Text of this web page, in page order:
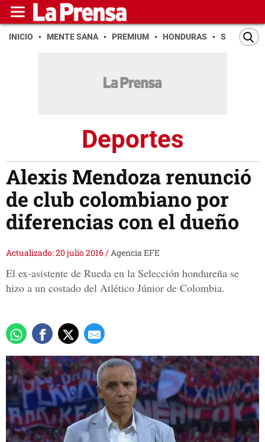
INICIO MENTE SANA PREMIUM HONDURAS SAN PEDRO
Deportes
Alexis Mendoza renunció
de club colombiano por
diferencias con el dueño
Actualizado: 20 julio 2016/Agencia EFE
El ex-asistente de Rueda en la Selección hondureña se
hizo a un costado del Atlético Júnior de Colombia.